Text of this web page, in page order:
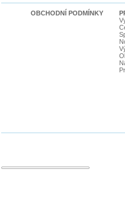
OBCHODNÍ PODMÍNKY